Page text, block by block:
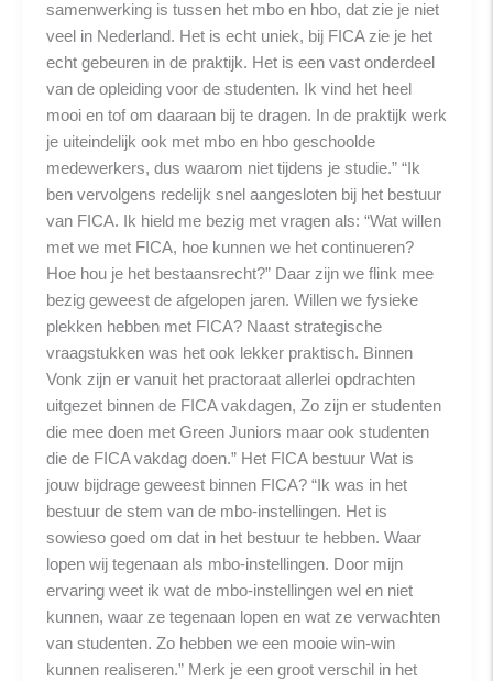
samenwerking is tussen het mbo en hbo, dat zie je niet
veel in Nederland. Het is echt uniek, bij FICA zie je het
echt gebeuren in de praktijk. Het is een vast onderdeel
van de opleiding voor de studenten. Ik vind het heel
mooi en tof om daaraan bij te dragen. In de praktijk werk
je uiteindelijk ook met mbo en hbo geschoolde
medewerkers, dus waarom niet tijdens je studie.” “Ik
ben vervolgens redelijk snel aangesloten bij het bestuur
van FICA. Ik hield me bezig met vragen als: “Wat willen
met we met FICA, hoe kunnen we het continueren?
Hoe hou je het bestaansrecht?” Daar zijn we flink mee
bezig geweest de afgelopen jaren. Willen we fysieke
plekken hebben met FICA? Naast strategische
vraagstukken was het ook lekker praktisch. Binnen
Vonk zijn er vanuit het practoraat allerlei opdrachten
uitgezet binnen de FICA vakdagen, Zo zijn er studenten
die mee doen met Green Juniors maar ook studenten
die de FICA vakdag doen.” Het FICA bestuur Wat is
jouw bijdrage geweest binnen FICA? “Ik was in het
bestuur de stem van de mbo-instellingen. Het is
sowieso goed om dat in het bestuur te hebben. Waar
lopen wij tegenaan als mbo-instellingen. Door mijn
ervaring weet ik wat de mbo-instellingen wel en niet
kunnen, waar ze tegenaan lopen en wat ze verwachten
van studenten. Zo hebben we een mooie win-win
kunnen realiseren.” Merk je een groot verschil in het